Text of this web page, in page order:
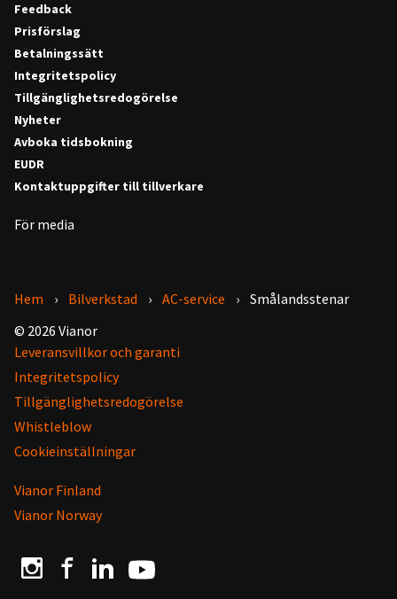
Feedback
Prisförslag
Betalningssätt
Integritetspolicy
Tillgänglighetsredogörelse
Nyheter
Avboka tidsbokning
EUDR
Kontaktuppgifter till tillverkare
För media
Hem Bilverkstad AC-service
Smålandsstenar
© 2026 Vianor
Leveransvillkor och garanti
Integritetspolicy
Tillgänglighetsredogörelse
Whistleblow
Cookieinställningar
Vianor Finland
Vianor Norway